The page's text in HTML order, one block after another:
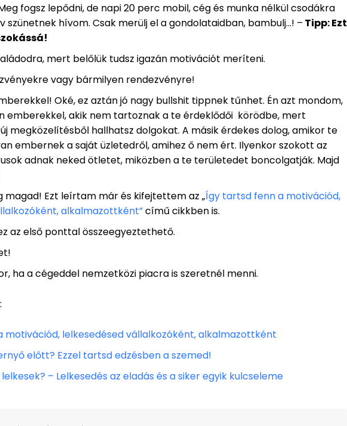
fogsz lepődni, de napi 20 perc mobil, cég és munka nélkül csodákra
szünetnek hívom. Csak merülj el a gondolataidban, bambulj…! – Tipp: Ezt
mert belőlük tudsz igazán motivációt meríteni.
vagy bármilyen rendezvényre!
Oké, ez aztán jó nagy bullshit tippnek tűnhet. Én azt mondom,
emberekkel, akik nem tartoznak a te érdeklődői körödbe, mert
megközelítésből hallhatsz dolgokat. A másik érdekes dolog, amikor te
embernek a saját üzletedről, amihez ő nem ért. Ilyenkor szokott az
adnak neked ötletet, miközben a te területedet boncolgatják. Majd
magad! Ezt leírtam már és kifejtettem az „Így tartsd fenn a motivációd,
alkalmazottként”című cikkben is.
az első ponttal összeegyeztethető.
ha a cégeddel nemzetközi piacra is szeretnél menni.
motivációd, lelkesedésed vállalkozóként, alkalmazottként
előtt? Ezzel tartsd edzésben a szemed!
– Lelkesedés az eladás és a siker egyik kulcseleme